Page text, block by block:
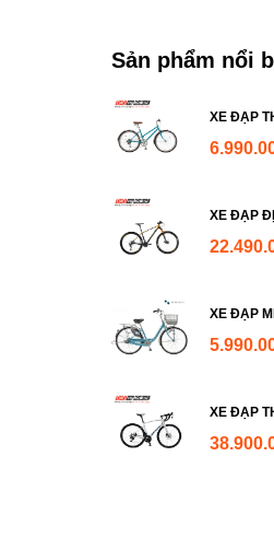
Sản phẩm nổi
XE ĐẠP
XE ĐẠP
XE ĐẠP
XE ĐẠP